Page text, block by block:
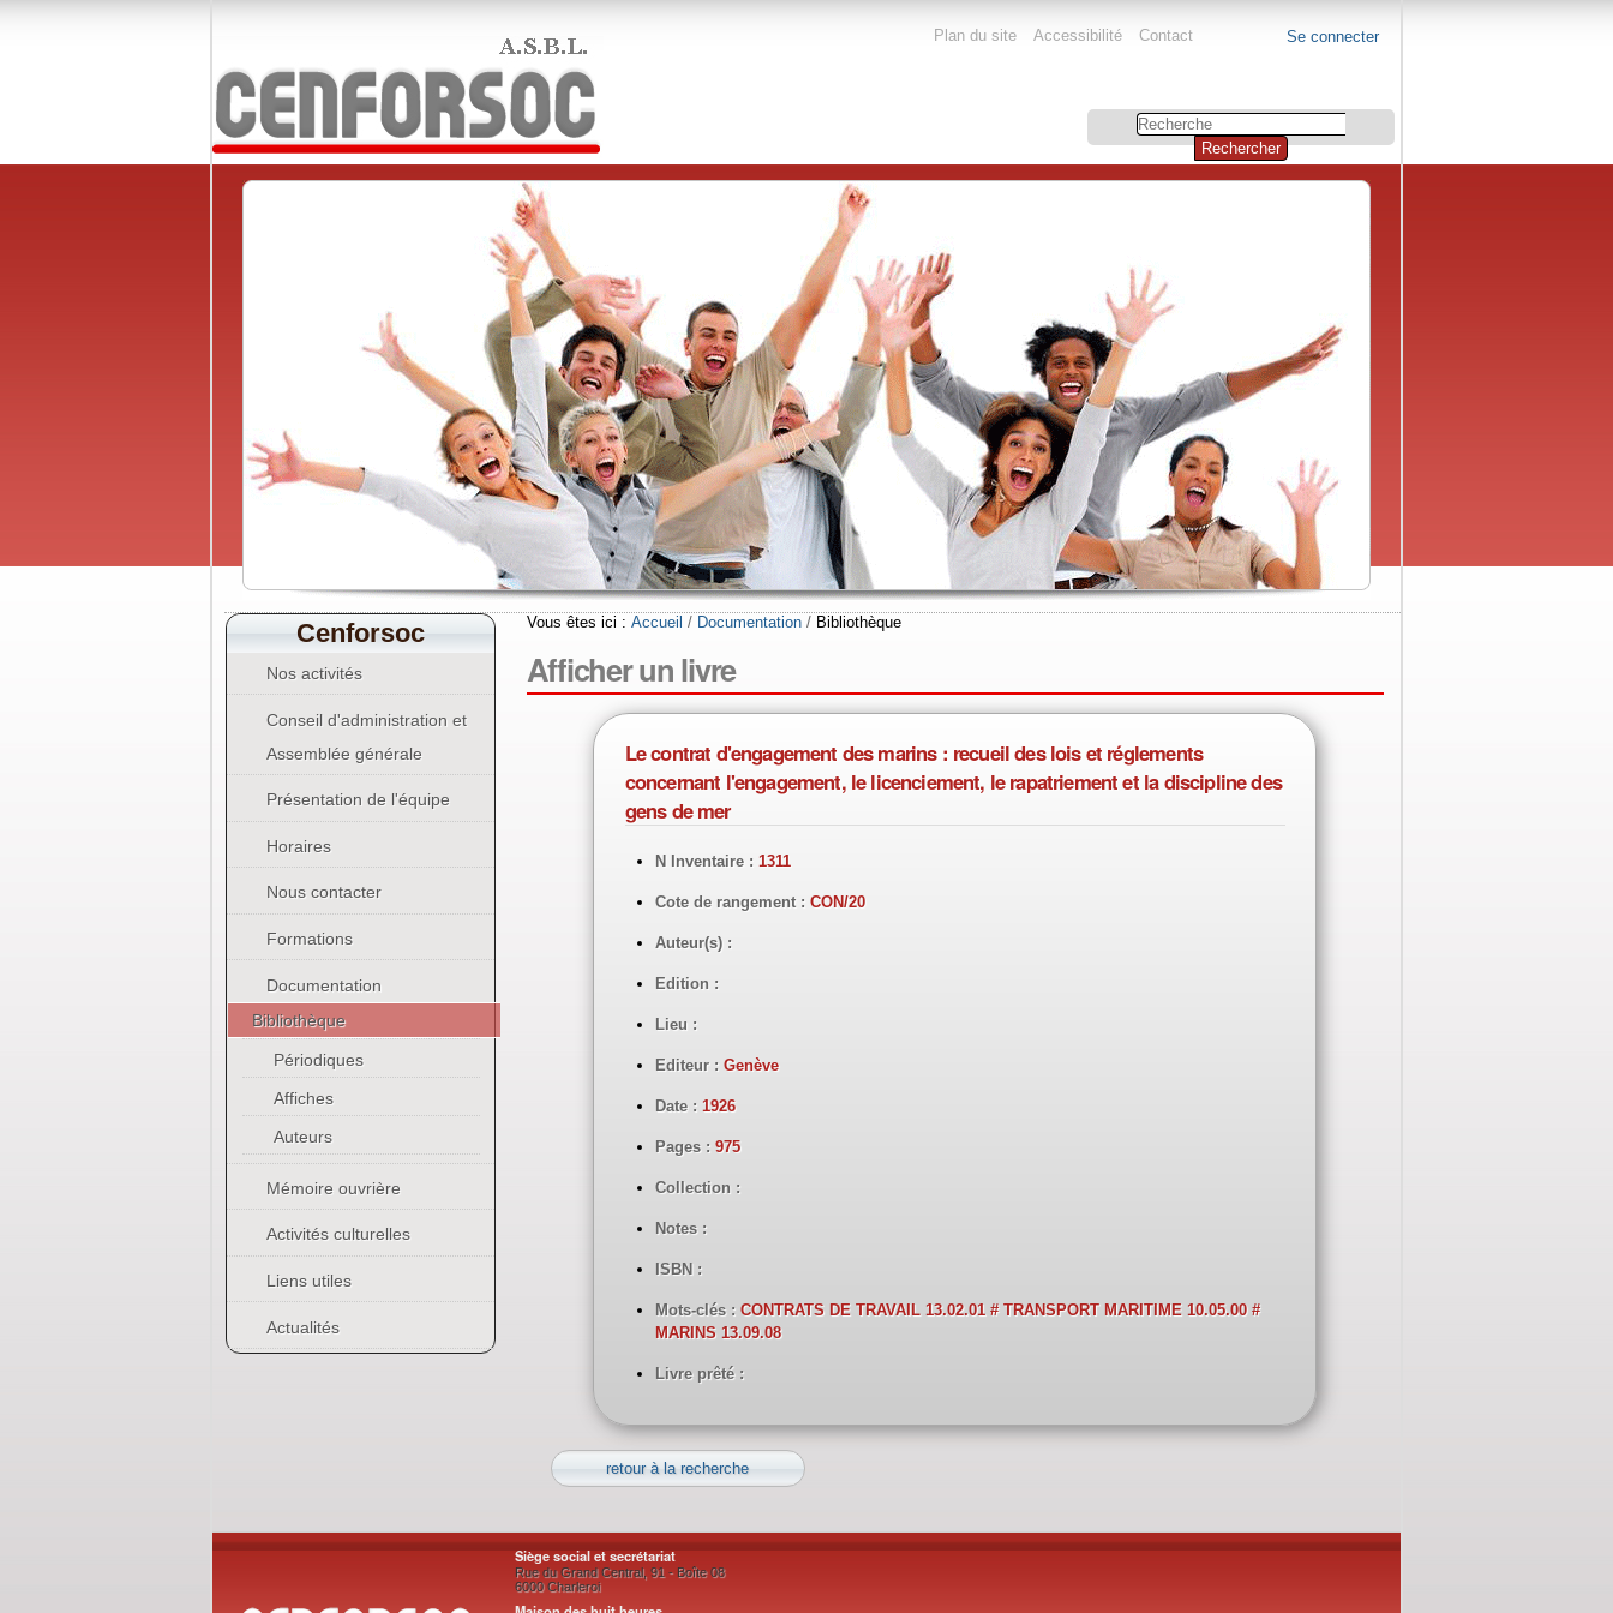
Se connecter
Plan du site Accessibilité Contact
Chercher
Vous êtes ici : Accueil / Documentation / Bibliothèque
Afficher un livre
Le contrat d'engagement des marins : recueil des lois et réglements
concernant l'engagement, le licenciement, le rapatriement et la discipline des
gens de mer
N Inventaire : 1311
Cote de rangement :CON/20
Auteur(s) :
Edition :
Lieu :
Editeur :Genève
Date : 1926
Pages :975
Collection :
Notes :
ISBN :
Mots-clés :CONTRATS DE TRAVAIL 13.02.01 # TRANSPORT MARITIME 10.05.00 #
MARINS 13.09.08
Livre prêté :
retour à la recherche
Cenforsoc
Nos activités
Conseil d'administration et
Assemblée générale
Présentation de l'équipe
Horaires
Nous contacter
Formations
Documentation
Bibliothèque
Périodiques
Affiches
Auteurs
Mémoire ouvrière
Activités culturelles
Liens utiles
Actualités
Siège social et secrétariat
Rue du Grand Central, 91 - Boîte 08
6000 Charleroi